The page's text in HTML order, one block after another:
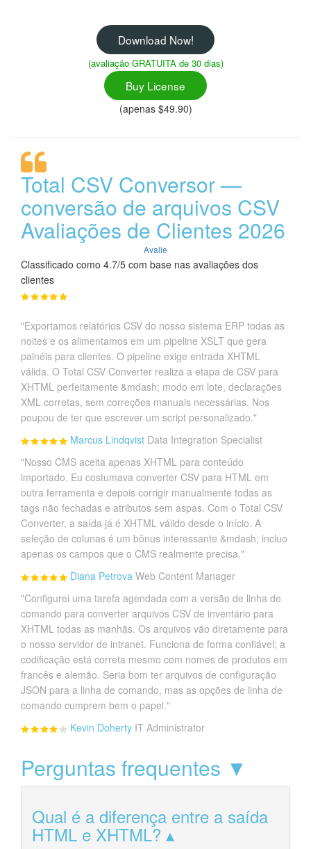
Download Now!
(avaliação GRATUITA de 30 dias)
Buy License
(apenas $49.90)
Total CSV Conversor —
conversão de arquivos CSV
Avaliações de Clientes 2026
Avalie
Classificado como 4.7/5 com base nas avaliações dos
clientes
"Exportamos relatórios CSV do nosso sistema ERP todas as
noites e os alimentamos em um pipeline XSLT que gera
painéis para clientes. O pipeline exige entrada XHTML
válida. O Total CSV Converter realiza a etapa de CSV para
XHTML perfeitamente &mdash; modo em lote, declarações
XML corretas, sem correções manuais necessárias. Nos
poupou de ter que escrever um script personalizado."
Marcus Lindqvist Data Integration Specialist
"Nosso CMS aceita apenas XHTML para conteúdo
importado. Eu costumava converter CSV para HTML em
outra ferramenta e depois corrigir manualmente todas as
tags não fechadas e atributos sem aspas. Com o Total CSV
Converter, a saída já é XHTML válido desde o início. A
seleção de colunas é um bônus interessante &mdash; incluo
apenas os campos que o CMS realmente precisa."
Diana Petrova Web Content Manager
"Configurei uma tarefa agendada com a versão de linha de
comando para converter arquivos CSV de inventário para
XHTML todas as manhãs. Os arquivos vão diretamente para
o nosso servidor de intranet. Funciona de forma confiável; a
codificação está correta mesmo com nomes de produtos em
francês e alemão. Seria bom ter arquivos de configuração
JSON para a linha de comando, mas as opções de linha de
comando cumprem bem o papel."
Kevin Doherty IT Administrator
Perguntas frequentes ▼
Qual é a diferença entre a saída
HTML e XHTML?